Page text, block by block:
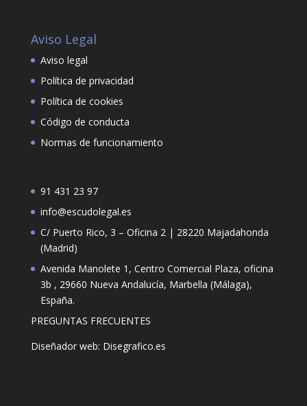
Aviso Legal
Aviso legal
Política de privacidad
Política de cookies
Código de conducta
Normas de funcionamiento
91 431 23 97
info@escudolegal.es
C/ Puerto Rico, 3 – Oficina 2 | 28220 Majadahonda
(Madrid)
Avenida Manolete 1, Centro Comercial Plaza, oficina
3b , 29660 Nueva Andalucía, Marbella (Málaga),
España.
PREGUNTAS FRECUENTES
Diseñador web: Disegrafico.es